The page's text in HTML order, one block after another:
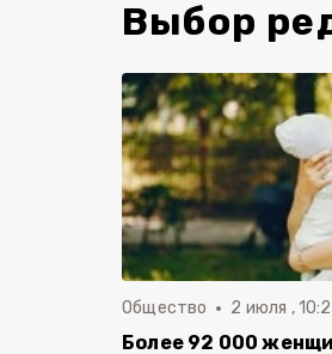
Выбор
Общество 2 июля ,
Более 92 000